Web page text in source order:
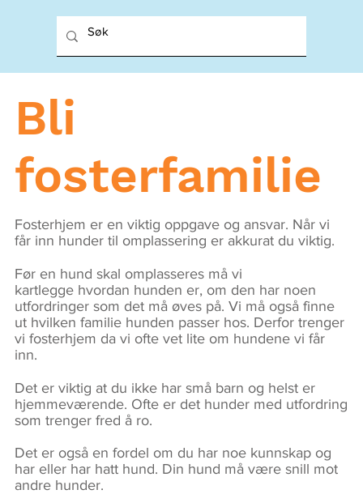
Bli
fosterfamilie
Fosterhjem er en viktig oppgave og ansvar. Når vi
får inn hunder til omplassering er akkurat du viktig.
Før en hund skal omplasseres må vi
kartlegge hvordan hunden er, om den har noen
utfordringer som det må øves på. Vi må også finne
ut hvilken familie hunden passer hos. Derfor trenger
vi fosterhjem da vi ofte vet lite om hundene vi får
inn.
Det er viktig at du ikke har små barn og helst er
hjemmeværende. Ofte er det hunder med utfordring
som trenger fred å ro.
Det er også en fordel om du har noe kunnskap og
har eller har hatt hund. Din hund må være snill mot
andre hunder.